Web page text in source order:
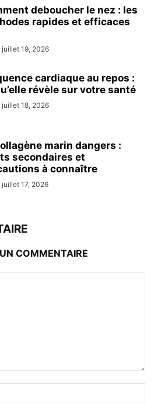
deboucher le nez : les
rapides et efficaces
juillet 19, 2026
cardiaque au repos :
révèle sur votre santé
juillet 18, 2026
marin dangers :
secondaires et
à connaître
juillet 17, 2026
COMMENTAIRE